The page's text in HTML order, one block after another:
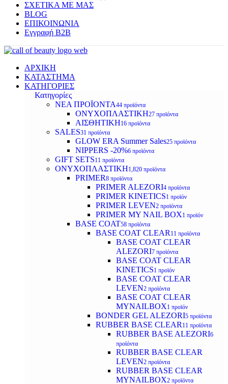
ΣΧΕΤΙΚΑ ΜΕ ΜΑΣ
BLOG
ΕΠΙΚΟΙΝΩΝΙΑ
Εγγραφή Β2Β
ΑΡΧΙΚΗ
ΚΑΤΑΣΤΗΜΑ
ΚΑΤΗΓΟΡΙΕΣ
Κατηγορίες
ΝΕΑ ΠΡΟΪΟΝΤΑ44 προϊόντα
ΟΝΥΧΟΠΛΑΣΤΙΚΗ27 προϊόντα
ΑΙΣΘΗΤΙΚΗ16 προϊόντα
SALES31 προϊόντα
GLOW ERA Summer Sales25 προϊόντα
NIPPERS -20%6 προϊόντα
GIFT SETS11 προϊόντα
ΟΝΥΧΟΠΛΑΣΤΙΚΗ1,820 προϊόντα
PRIMER8 προϊόντα
PRIMER ALEZORI4 προϊόντα
PRIMER KINETICS1 προϊόν
PRIMER LEVEN2 προϊόντα
PRIMER MY NAIL BOX1 προϊόν
BASE COAT58 προϊόντα
BASE COAT CLEAR 11 προϊόντα
BASE COAT CLEAR
ALEZORI7 προϊόντα
BASE COAT CLEAR
KINETICS1 προϊόν
BASE COAT CLEAR
LEVEN2 προϊόντα
BASE COAT CLEAR
MYNAILBOX1 προϊόν
BONDER GEL ALEZORI5 προϊόντα
RUBBER BASE CLEAR 11 προϊόντα
RUBBER BASE ALEZORI6
προϊόντα
RUBBER BASE CLEAR
LEVEN2 προϊόντα
RUBBER BASE CLEAR
MYNAILBOX2 προϊόντα